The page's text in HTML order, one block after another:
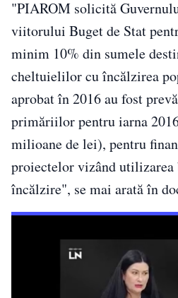
"PIAROM solicită
viitorului Buget de Stat
minim 10% din sumele
cheltuielilor cu încălzirea
aprobat în 2016 au fost
primăriilor pentru iarna
milioane de lei), pentru
proiectelor vizând utilizarea
încălzire", se mai arată în